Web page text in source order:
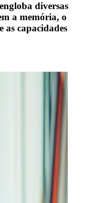
diversas
a memória, o
as capacidades